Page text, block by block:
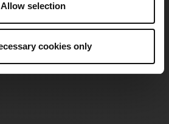
Allow selection
cookies only